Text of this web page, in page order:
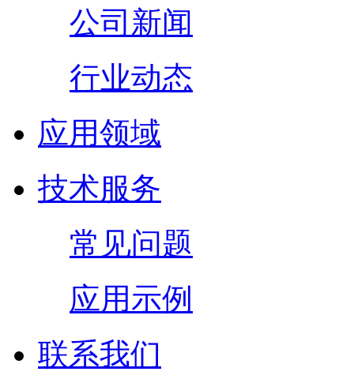
公司新闻
行业动态
应用领域
技术服务
常见问题
应用示例
联系我们